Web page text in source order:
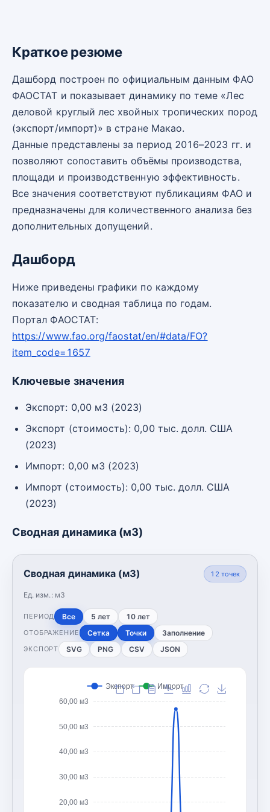
Краткое резюме
Дашборд построен по официальным данным ФАО
ФАОСТАТ и показывает динамику по теме «Лес
деловой круглый лес хвойных тропических пород
(экспорт/импорт)» в стране Макао.
Данные представлены за период 2016–2023 гг. и
позволяют сопоставить объёмы производства,
площади и производственную эффективность.
Все значения соответствуют публикациям ФАО и
предназначены для количественного анализа без
дополнительных допущений.
Дашборд
Ниже приведены графики по каждому
показателю и сводная таблица по годам.
Портал ФАОСТАТ:
https://www.fao.org/faostat/en/#data/FO?
item_code=1657
Ключевые значения
Экспорт: 0,00 м3 (2023)
Экспорт (стоимость): 0,00 тыс. долл. США
(2023)
Импорт: 0,00 м3 (2023)
Импорт (стоимость): 0,00 тыс. долл. США
(2023)
Сводная динамика (м3)
Сводная динамика (м3)
Ед. изм.: м3
12 точек
ПЕРИОД Все 5 лет 10 лет
ОТОБРАЖЕНИЕ Сетка Точки Заполнение
ЭКСПОРТ SVG PNG CSV JSON
20,00 м3
30,00 м3
40,00 м3
50,00 м3
60,00 м3
Экспорт Импорт